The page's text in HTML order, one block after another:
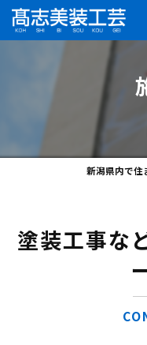
新潟県内で住
塗装工事な